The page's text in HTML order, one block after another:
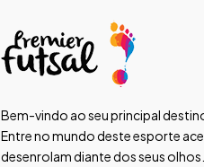
Bem-vindo ao seu principal
Entre no mundo deste esporte
desenrolam diante dos seus olhos.